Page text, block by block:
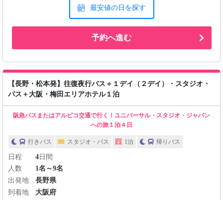
最安値の日を探す
予約へ進む
【長野・松本発】往復夜行バス＋１デイ（２デイ）・スタジオ・
パス＋大阪・梅田エリアホテル１泊
阪急バスまたはアルピコ交通で行く！ユニバーサル・スタジオ・ジャパン
への旅１泊４日
行きバス スタジオ・パス 1泊 帰りバス
日程 4日間
人数
1名～9名
出発地
長野県
到着地
大阪府